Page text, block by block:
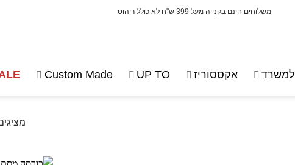
משלוחים חינם בקנייה מעל 399 ש"ח לא כולל ריהוט
למשרד אקססוריז UP TO
Custom Made
מציגים